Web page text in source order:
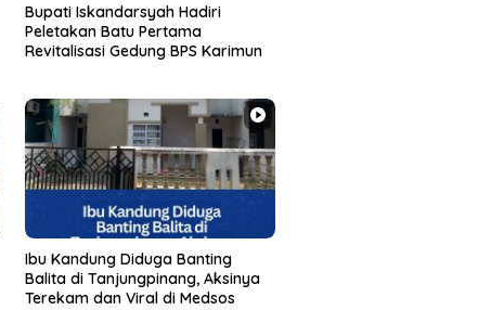
Bupati Iskandarsyah Hadiri
Peletakan Batu Pertama
Revitalisasi Gedung BPS Karimun
Ibu Kandung Diduga Banting
Balita di Tanjungpinang, Aksinya
Terekam dan Viral di Medsos